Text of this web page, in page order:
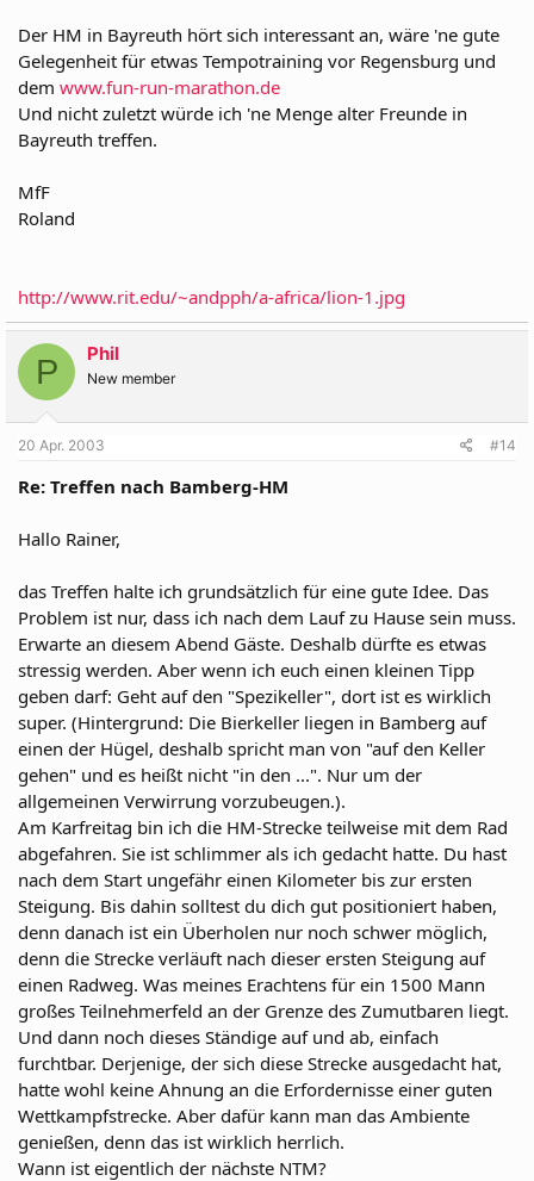
Der HM in Bayreuth hört sich interessant an, wäre 'ne gute
Gelegenheit für etwas Tempotraining vor Regensburg und
dem www.fun-run-marathon.de
Und nicht zuletzt würde ich 'ne Menge alter Freunde in
Bayreuth treffen.
MfF
Roland
http://www.rit.edu/~andpph/a-africa/lion-1.jpg
P Phil
New member
20 Apr. 2003 #14
Re: Treffen nach Bamberg-HM
Hallo Rainer,
das Treffen halte ich grundsätzlich für eine gute Idee. Das
Problem ist nur, dass ich nach dem Lauf zu Hause sein muss.
Erwarte an diesem Abend Gäste. Deshalb dürfte es etwas
stressig werden. Aber wenn ich euch einen kleinen Tipp
geben darf: Geht auf den "Spezikeller", dort ist es wirklich
super. (Hintergrund: Die Bierkeller liegen in Bamberg auf
einen der Hügel, deshalb spricht man von "auf den Keller
gehen" und es heißt nicht "in den ...". Nur um der
allgemeinen Verwirrung vorzubeugen.).
Am Karfreitag bin ich die HM-Strecke teilweise mit dem Rad
abgefahren. Sie ist schlimmer als ich gedacht hatte. Du hast
nach dem Start ungefähr einen Kilometer bis zur ersten
Steigung. Bis dahin solltest du dich gut positioniert haben,
denn danach ist ein Überholen nur noch schwer möglich,
denn die Strecke verläuft nach dieser ersten Steigung auf
einen Radweg. Was meines Erachtens für ein 1500 Mann
großes Teilnehmerfeld an der Grenze des Zumutbaren liegt.
Und dann noch dieses Ständige auf und ab, einfach
furchtbar. Derjenige, der sich diese Strecke ausgedacht hat,
hatte wohl keine Ahnung an die Erfordernisse einer guten
Wettkampfstrecke. Aber dafür kann man das Ambiente
genießen, denn das ist wirklich herrlich.
Wann ist eigentlich der nächste NTM?